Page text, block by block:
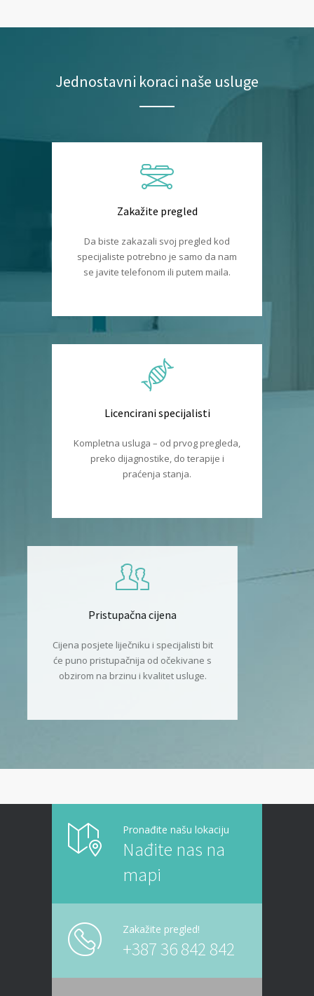
Jednostavni koraci naše usluge
Zakažite pregled
Da biste zakazali svoj pregled kod
specijaliste potrebno je samo da nam
se javite telefonom ili putem maila.
Licencirani specijalisti
Kompletna usluga – od prvog pregleda,
preko dijagnostike, do terapije i
praćenja stanja.
Pristupačna cijena
Cijena posjete liječniku i specijalisti bit
će puno pristupačnija od očekivane s
obzirom na brzinu i kvalitet usluge.
Pronađite našu lokaciju
Nađite nas na
mapi
Zakažite pregled!
+387 36 842 842